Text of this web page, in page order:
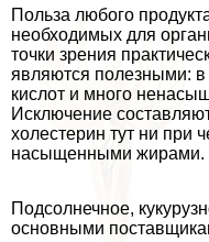
Польза любого
необходимых для
точки зрения
являются полезными:
кислот и много
Исключение
холестерин тут ни при
насыщенными жирами.
Подсолнечное,
основными